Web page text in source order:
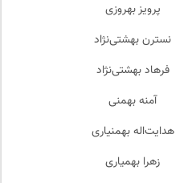
پرویز بهروزی
نسترن بهشتی‌نژاد
فرهاد بهشتی‌نژاد
آمنه بهمنی
هدایت‌اله بهمنیاری
زهرا بهمیاری